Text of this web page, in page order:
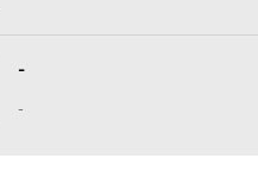
-
-